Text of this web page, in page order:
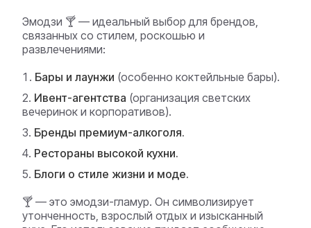
Эмодзи 🍸 — идеальный выбор для брендов,
связанных со стилем, роскошью и
развлечениями:
Бары и лаунжи (особенно коктейльные бары).
Ивент-агентства (организация светских
вечеринок и корпоративов).
Бренды премиум-алкоголя.
Рестораны высокой кухни.
Блоги о стиле жизни и моде.
🍸 — это эмодзи-гламур. Он символизирует
утонченность, взрослый отдых и изысканный